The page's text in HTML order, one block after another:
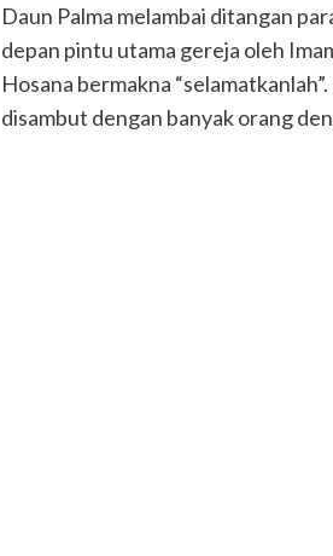
Daun Palma melambai ditangan
depan pintu utama gereja oleh
Hosana bermakna
disambut dengan banyak orang